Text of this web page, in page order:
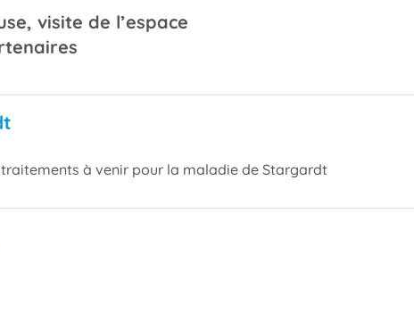
visite de l’espace
traitements à venir pour la maladie de Stargardt